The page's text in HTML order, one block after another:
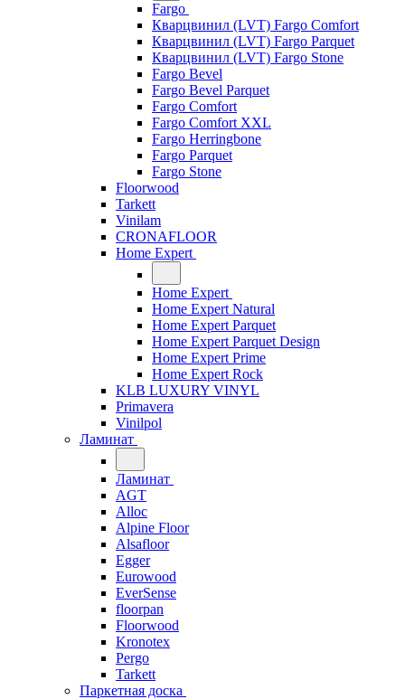
Fargo
Кварцвинил (LVT) Fargo Comfort
Кварцвинил (LVT) Fargo Parquet
Кварцвинил (LVT) Fargo Stone
Fargo Bevel
Fargo Bevel Parquet
Fargo Comfort
Fargo Comfort XXL
Fargo Herringbone
Fargo Parquet
Fargo Stone
Floorwood
Tarkett
Vinilam
CRONAFLOOR
Home Expert
Home Expert
Home Expert Natural
Home Expert Parquet
Home Expert Parquet Design
Home Expert Prime
Home Expert Rock
KLB LUXURY VINYL
Primavera
Vinilpol
Ламинат
Ламинат
AGT
Alloc
Alpine Floor
Alsafloor
Egger
Eurowood
EverSense
floorpan
Floorwood
Kronotex
Pergo
Tarkett
Паркетная доска